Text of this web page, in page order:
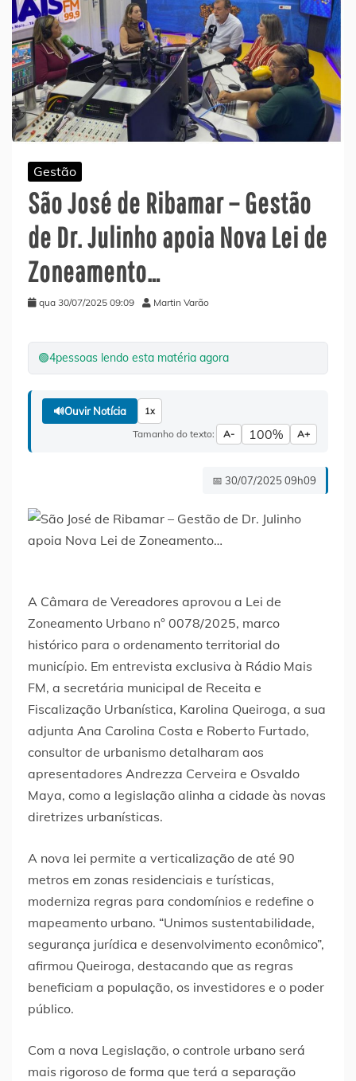
Gestão
São José de Ribamar – Gestão
de Dr. Julinho apoia Nova Lei de
Zoneamento…
qua 30/07/2025 09:09 Martin Varão
🟢4pessoas lendo esta matéria agora
🔊Ouvir Notícia 1x
Tamanho do texto: A- 100% A+
📅 30/07/2025 09h09
A Câmara de Vereadores aprovou a Lei de
Zoneamento Urbano n° 0078/2025, marco
histórico para o ordenamento territorial do
município. Em entrevista exclusiva à Rádio Mais
FM, a secretária municipal de Receita e
Fiscalização Urbanística, Karolina Queiroga, a sua
adjunta Ana Carolina Costa e Roberto Furtado,
consultor de urbanismo detalharam aos
apresentadores Andrezza Cerveira e Osvaldo
Maya, como a legislação alinha a cidade às novas
diretrizes urbanísticas.
A nova lei permite a verticalização de até 90
metros em zonas residenciais e turísticas,
moderniza regras para condomínios e redefine o
mapeamento urbano. “Unimos sustentabilidade,
segurança jurídica e desenvolvimento econômico”,
afirmou Queiroga, destacando que as regras
beneficiam a população, os investidores e o poder
público.
Com a nova Legislação, o controle urbano será
mais rigoroso de forma que terá a separação